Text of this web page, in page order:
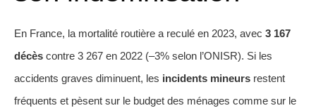
En France, la mortalité routière a reculé en 2023, avec 3 167
décès contre 3 267 en 2022 (–3% selon l’ONISR). Si les
accidents graves diminuent, les incidents mineurs restent
fréquents et pèsent sur le budget des ménages comme sur le